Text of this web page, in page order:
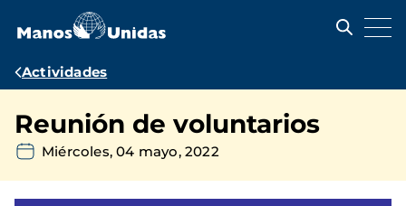
contenido
Ruta
navegación
Actividades
Reunión de voluntarios
Miércoles, 04 mayo, 2022